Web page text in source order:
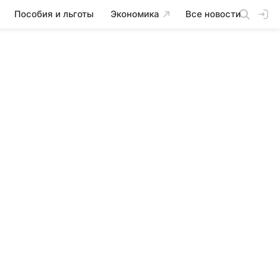
Пособия и льготы Экономика Все новости